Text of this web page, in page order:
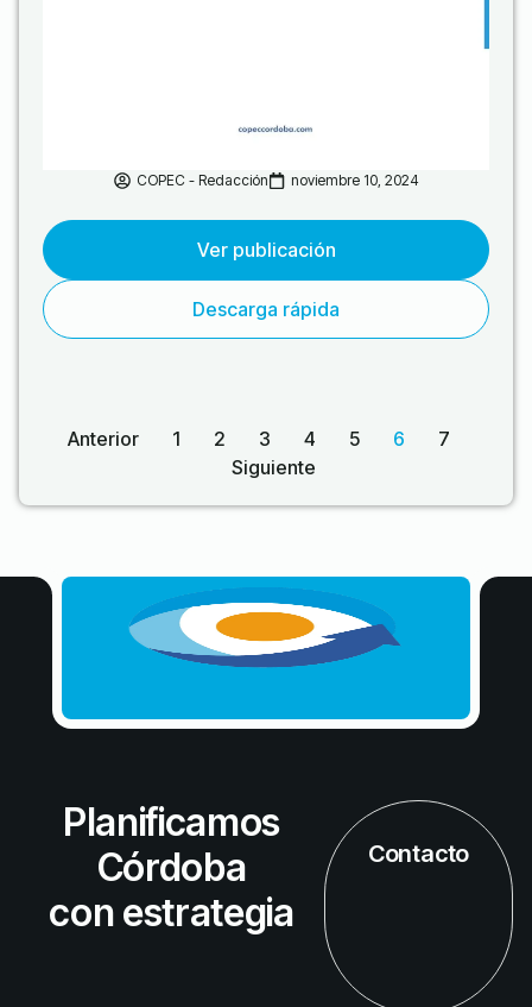
COPEC - Redacción noviembre 10, 2024
Ver publicación
Descarga rápida
Anterior 1 2 3 4 5 6
7
Siguiente
Planificamos
Córdoba
con estrategia
Contacto